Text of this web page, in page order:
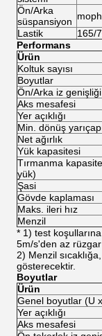
Ön/Arka
süspansiyon
Lastik
165/
Performans
Ürün
Koltuk sayısı
Boyutlar
Ön/Arka iz genişliği
Aks mesafesi
Yer açıklığı
Min. dönüş
Net ağırlık
Yük kapasitesi
Tırmanma
yük)
Şasi
Gövde kaplaması
Maks. ileri hız
Menzil
* 1) test
5m/s'den az rüzgar
2) Menzil
gösterecektir.
Boyutlar
Ürün
Genel boyutlar (U
Yer açıklığı
Aks mesafesi